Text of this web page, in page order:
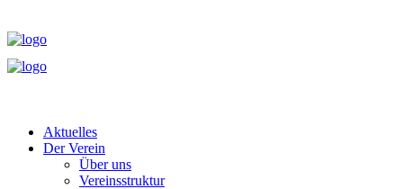
Aktuelles
Der Verein
Über uns
Vereinsstruktur